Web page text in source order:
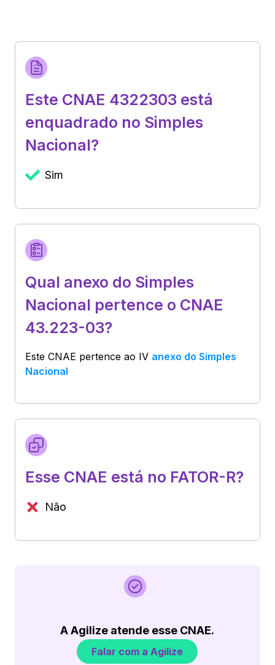
Este CNAE 4322303 está
enquadrado no Simples
Nacional?
Sim
Qual anexo do Simples
Nacional pertence o CNAE
43.223-03?
Este CNAE pertence ao IV anexo do Simples
Nacional
Esse CNAE está no FATOR-R?
Não
A Agilize atende esse CNAE.
Falar com a Agilize